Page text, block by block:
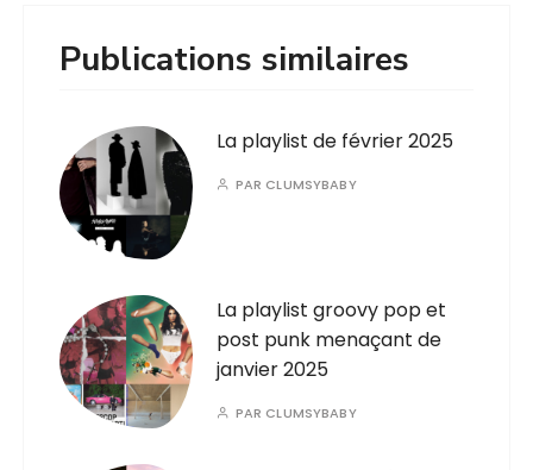
Publications similaires
La playlist de février 2025
PAR CLUMSYBABY
La playlist groovy pop et
post punk menaçant de
janvier 2025
PAR CLUMSYBABY